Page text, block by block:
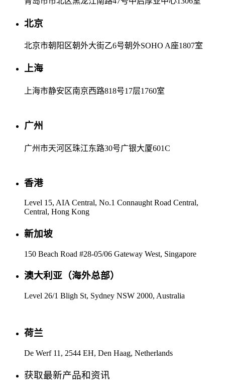
北京
北京市朝阳区朝外大街乙6号朝外SOHO A座1807室
上海
上海市静安区南京西路818号17层1760室
广州
广州市天河区珠江东路30号广银大厦601C
香港
Level 15, AIA Central, No.1 Connaught Road Central,
Central, Hong Kong
新加坡
150 Beach Road #28-05/06 Gateway West, Singapore
澳大利亚（海外总部）
Level 26/1 Bligh St, Sydney NSW 2000, Australia
荷兰
De Werf 11, 2544 EH, Den Haag, Netherlands
获取最新产品和资讯